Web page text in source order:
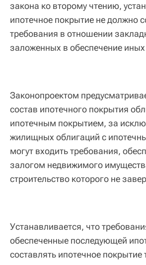
закона ко второму чтению,
ипотечное покрытие не должно
требования в отношении
заложенных в обеспечение иных
Законопроектом
состав ипотечного покрытия
ипотечным покрытием, за
жилищных облигаций с
могут входить требования,
залогом недвижимого
строительство которого не
Устанавливается, что
обеспеченные последующей
составлять ипотечное покрытие